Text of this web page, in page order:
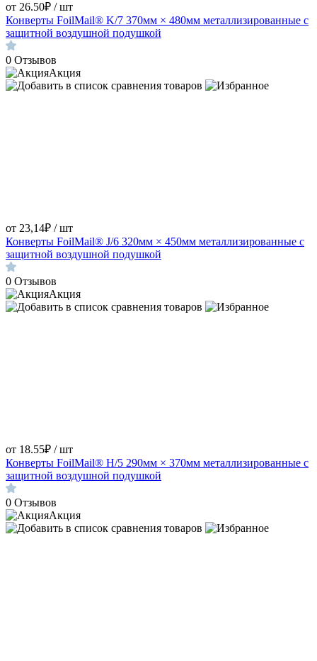
от 26.50₽ / шт
Конверты FoilMail® K/7 370мм × 480мм металлизированные с
защитной воздушной подушкой
0 Отзывов
Акция
от 23,14₽ / шт
Конверты FoilMail® J/6 320мм × 450мм металлизированные с
защитной воздушной подушкой
0 Отзывов
Акция
от 18.55₽ / шт
Конверты FoilMail® H/5 290мм × 370мм металлизированные с
защитной воздушной подушкой
0 Отзывов
Акция